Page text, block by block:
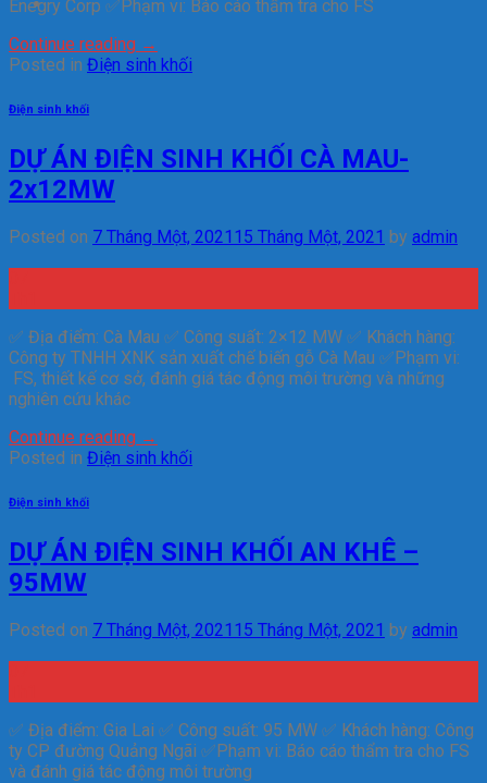
Enegry Corp ✅Phạm vi: Báo cáo thẩm tra cho FS
Continue reading →
Posted in Điện sinh khối
Điện sinh khối
DỰ ÁN ĐIỆN SINH KHỐI CÀ MAU-
2x12MW
Posted on 7 Tháng Một, 2021 15 Tháng Một, 2021 by admin
✅ Địa điểm: Cà Mau ✅ Công suất: 2×12 MW ✅ Khách hàng:
Công ty TNHH XNK sản xuất chế biến gỗ Cà Mau ✅Phạm vi:
FS, thiết kế cơ sở, đánh giá tác động môi trường và những
nghiên cứu khác
Continue reading →
Posted in Điện sinh khối
Điện sinh khối
DỰ ÁN ĐIỆN SINH KHỐI AN KHÊ –
95MW
Posted on 7 Tháng Một, 2021 15 Tháng Một, 2021 by admin
✅ Địa điểm: Gia Lai ✅ Công suất: 95 MW ✅ Khách hàng: Công
ty CP đường Quảng Ngãi ✅Phạm vi: Báo cáo thẩm tra cho FS
và đánh giá tác động môi trường